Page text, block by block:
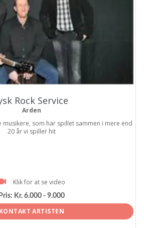
Rock Service
Arden
musikere, som har spillet sammen i mere end
20 år vi spiller hit
Klik for at se video
Pris: Kr. 6.000 - 9.000
KONTAKT ARTISTEN